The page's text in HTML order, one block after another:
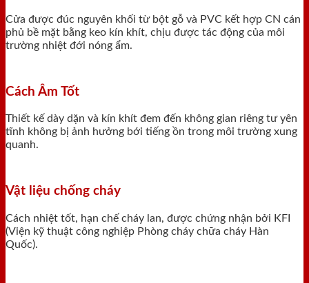
Cửa được đúc nguyên khối từ bột gỗ và PVC kết hợp CN cán
phủ bề mặt bằng keo kín khít, chịu được tác động của môi
trường nhiệt đới nóng ẩm.
Cách Âm Tốt
Thiết kế dày dặn và kín khít đem đến không gian riêng tư yên
tĩnh không bị ảnh hưởng bới tiếng ồn trong môi trường xung
quanh.
Vật liệu chống cháy
Cách nhiệt tốt, hạn chế cháy lan, được chứng nhận bởi KFI
(Viện kỹ thuật công nghiệp Phòng cháy chữa cháy Hàn
Quốc).